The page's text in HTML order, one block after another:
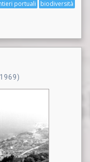
biodiversità
portuali